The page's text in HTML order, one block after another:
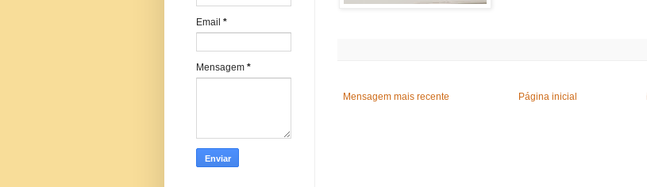
Mensagem mais recente Página inicial
Email *
Mensagem *